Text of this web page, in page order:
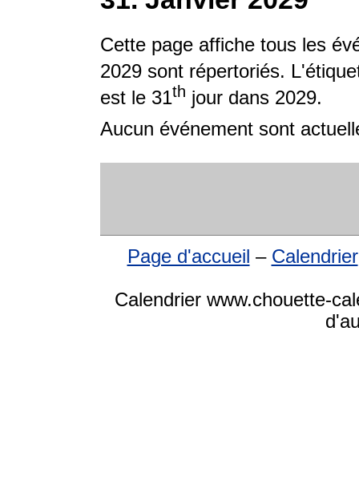
Cette page affiche tous les
2029 sont répertoriés.
est le 31th jour dans 2029.
Aucun événement sont
Page d'accueil – Calendrier
Calendrier www.chouette-